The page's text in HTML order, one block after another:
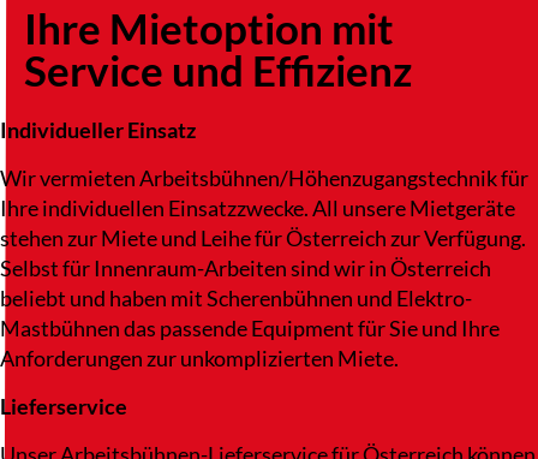
Ihre Mietoption mit
Service und Effizienz
Individueller Einsatz
Wir vermieten Arbeitsbühnen/Höhenzugangstechnik für
Ihre individuellen Einsatzzwecke. All unsere Mietgeräte
stehen zur Miete und Leihe für Österreich zur Verfügung.
Selbst für Innenraum-Arbeiten sind wir in Österreich
beliebt und haben mit Scherenbühnen und Elektro-
Mastbühnen das passende Equipment für Sie und Ihre
Anforderungen zur unkomplizierten Miete.
Lieferservice